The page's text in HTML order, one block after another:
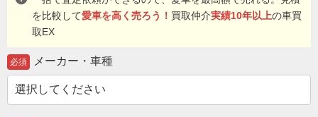
を比較して愛車を高く売ろう！ 買取仲介実績10年以上の車買
取EX
必須 メーカー・車種